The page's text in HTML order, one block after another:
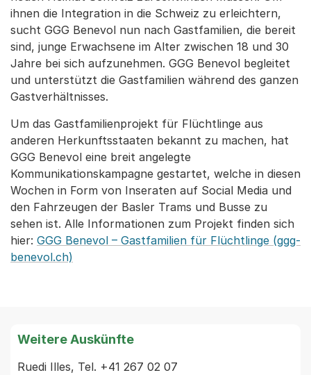
ihnen die Integration in die Schweiz zu erleichtern,
sucht GGG Benevol nun nach Gastfamilien, die bereit
sind, junge Erwachsene im Alter zwischen 18 und 30
Jahre bei sich aufzunehmen. GGG Benevol begleitet
und unterstützt die Gastfamilien während des ganzen
Gastverhältnisses.
Um das Gastfamilienprojekt für Flüchtlinge aus
anderen Herkunftsstaaten bekannt zu machen, hat
GGG Benevol eine breit angelegte
Kommunikationskampagne gestartet, welche in diesen
Wochen in Form von Inseraten auf Social Media und
den Fahrzeugen der Basler Trams und Busse zu
sehen ist. Alle Informationen zum Projekt finden sich
hier: GGG Benevol – Gastfamilien für Flüchtlinge (ggg-
benevol.ch)
Weitere Auskünfte
Ruedi Illes, Tel. +41 267 02 07